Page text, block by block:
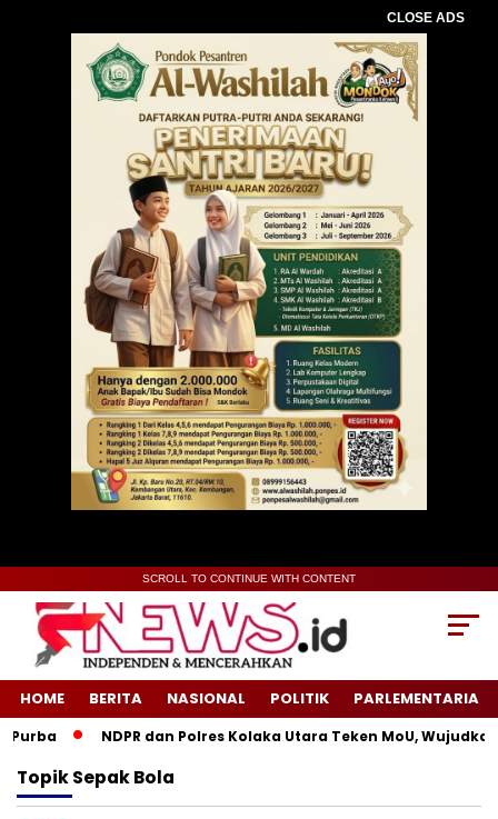
CLOSE ADS
SCROLL TO CONTINUE WITH CONTENT
HOME BERITA NASIONAL POLITIK PARLEMENTARIA
NDPR dan Polres Kolaka Utara Teken MoU,
TopikSepak Bola